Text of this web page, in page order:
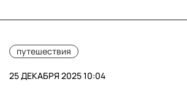
путешествия
25 ДЕКАБРЯ 2025 10:04